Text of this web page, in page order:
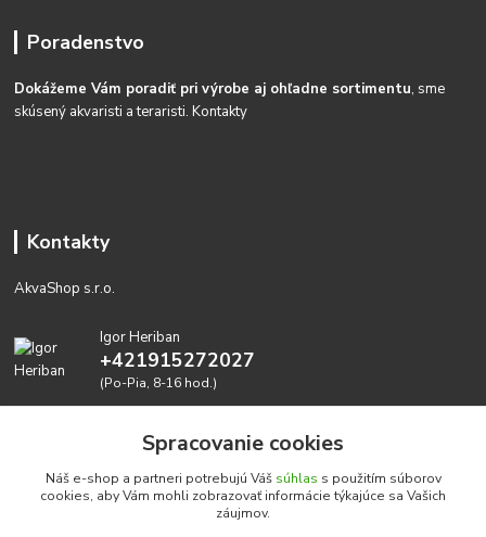
Poradenstvo
Dokážeme Vám poradiť pri výrobe aj ohľadne sortimentu, sme
skúsený akvaristi a teraristi.Kontakty
Kontakty
AkvaShop s.r.o.
Igor Heriban
+421915272027
(Po-Pia, 8-16 hod.)
Spracovanie cookies
Náš e-shop a partneri potrebujú Váš súhlas s použitím súborov
cookies, aby Vám mohli zobrazovať informácie týkajúce sa Vašich
záujmov.